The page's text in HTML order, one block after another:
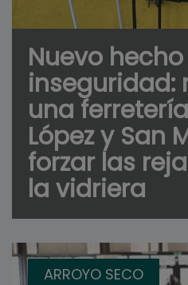
Nuevo
inseguridad:
una
López y San
forzar las
la vidriera
ARROYO SECO